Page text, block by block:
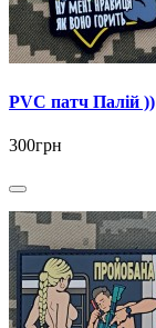
PVC патч Палій ))
300грн